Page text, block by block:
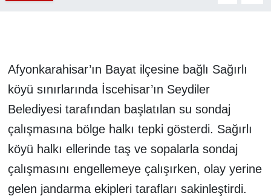
Afyonkarahisar’ın Bayat ilçesine bağlı Sağırlı
köyü sınırlarında İscehisar’ın Seydiler
Belediyesi tarafından başlatılan su sondaj
çalışmasına bölge halkı tepki gösterdi. Sağırlı
köyü halkı ellerinde taş ve sopalarla sondaj
çalışmasını engellemeye çalışırken, olay yerine
gelen jandarma ekipleri tarafları sakinleştirdi.